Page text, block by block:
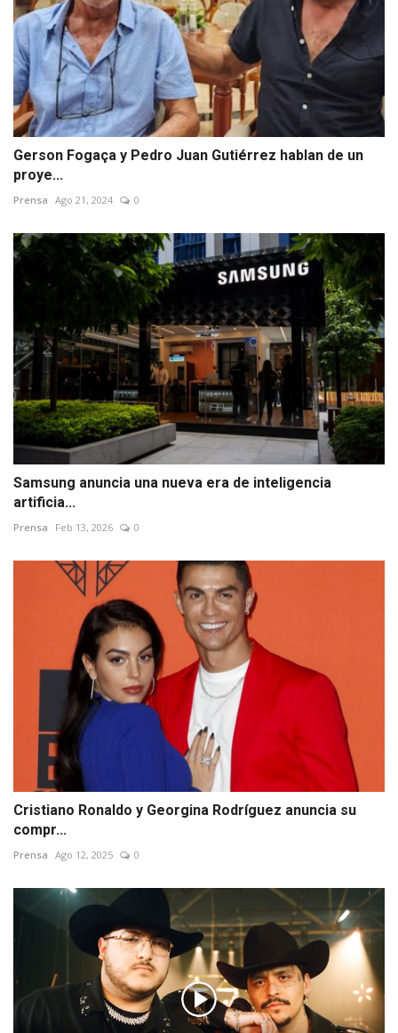
Gerson Fogaça y Pedro Juan Gutiérrez hablan de un
proye...
Prensa Ago 21, 2024 0
Samsung anuncia una nueva era de inteligencia
artificia...
Prensa Feb 13, 2026 0
Cristiano Ronaldo y Georgina Rodríguez anuncia su
compr...
Prensa Ago 12, 2025 0